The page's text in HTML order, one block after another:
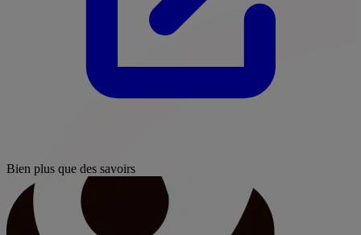
Bien plus que des savoirs